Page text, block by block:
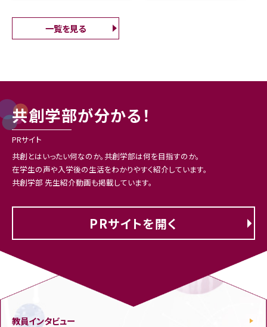
一覧を見る
2026.03.09
入試情報
令和8（2026）年度 共創学部
私費外国人留学生入試(4月入
学)及び一般選抜(前期日程) 合
令和8（2026）年度 共創学部学
校推薦型選抜 合格発表
2026.07.30
イベント
【重要】熊本地震の影響に伴う
オープンキャンパス参加につい
て
韓国・釜慶大学校から学生10
名が訪問 伊都キャンパスと
2022.07.22
卒業生
共創学部生１期生の卒業イン
タビュー
2026.07.24
その他
河合塾「Guideline」7・8月号に
共創学部が掲載されました
共創学部の学生が福岡県知事
を表敬訪問！（令和7年度 富士
共創学部が分かる！
PRサイト
共創とはいったい何なのか。共創学部は何を目指すのか。
在学生の声や入学後の生活をわかりやすく紹介しています。
共創学部 先生紹介動画も掲載しています。
PRサイトを開く
教員インタビュー